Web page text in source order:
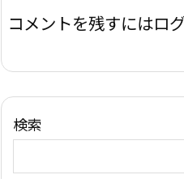
コメントを残すにはロ
検索